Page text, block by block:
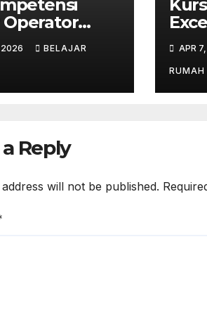
Operator
dan
Marketing di
BELAJAR
dari
Mahir
APR
RUMAH
Reply
will not be published.